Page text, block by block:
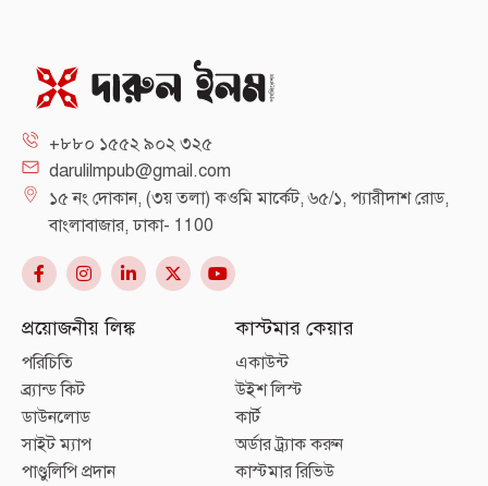
+৮৮০ ১৫৫২ ৯০২ ৩২৫
darulilmpub@gmail.com
১৫ নং দোকান, (৩য় তলা) কওমি মার্কেট, ৬৫/১, প্যারীদাশ রোড,
বাংলাবাজার, ঢাকা- 1100
প্রয়োজনীয় লিঙ্ক
পরিচিতি
ব্র্যান্ড কিট
ডাউনলোড
সাইট ম্যাপ
পাণ্ডুলিপি প্রদান
কাস্টমার কেয়ার
একাউন্ট
উইশ লিস্ট
কার্ট
অর্ডার ট্র্যাক করুন
কাস্টমার রিভিউ